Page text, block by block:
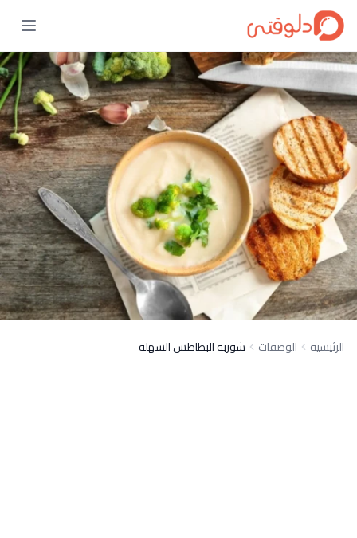
الرئيسية الوصفات شوربة البطاطس السهلة